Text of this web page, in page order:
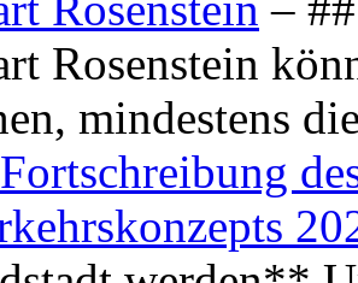
Rosenstein
mindestens